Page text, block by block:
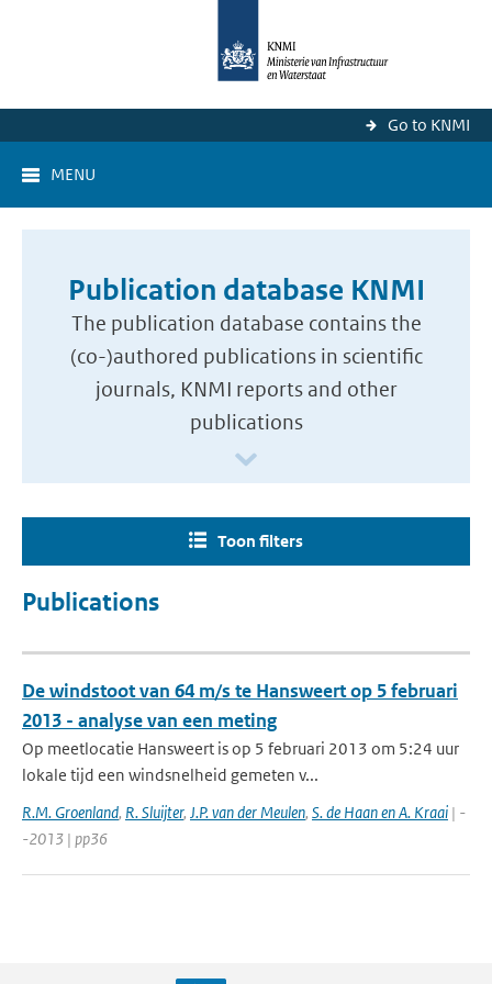
Go to KNMI
MENU
Publication database KNMI
The publication database contains the
(co-)authored publications in scientific
journals, KNMI reports and other
publications
Toon filters
Publications
De windstoot van 64 m/s te Hansweert op 5 februari
2013 - analyse van een meting
Op meetlocatie Hansweert is op 5 februari 2013 om 5:24 uur
lokale tijd een windsnelheid gemeten v...
R.M. Groenland, R. Sluijter, J.P. van der Meulen, S. de Haan en A. Kraai | -
-2013 | pp36